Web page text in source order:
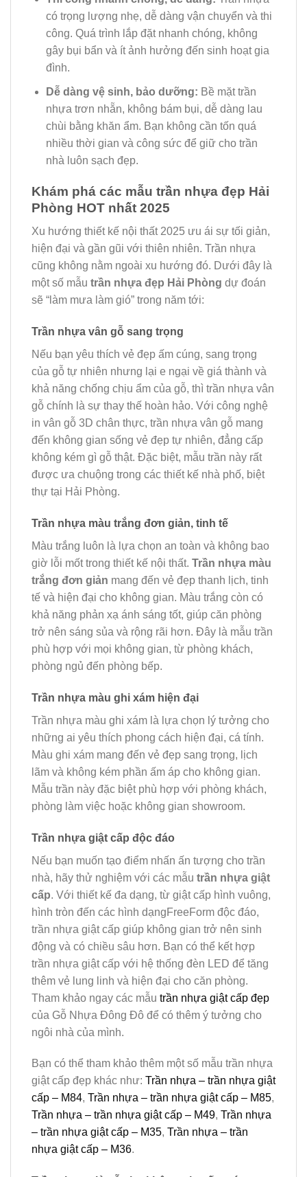
có trọng lượng nhẹ, dễ dàng vận chuyển và thi
công. Quá trình lắp đặt nhanh chóng, không
gây bụi bẩn và ít ảnh hưởng đến sinh hoạt gia
đình.
Dễ dàng vệ sinh, bảo dưỡng: Bề mặt trần
nhựa trơn nhẵn, không bám bụi, dễ dàng lau
chùi bằng khăn ẩm. Bạn không cần tốn quá
nhiều thời gian và công sức để giữ cho trần
nhà luôn sạch đẹp.
Khám phá các mẫu trần nhựa đẹp Hải
Phòng HOT nhất 2025
Xu hướng thiết kế nội thất 2025 ưu ái sự tối giản,
hiện đại và gần gũi với thiên nhiên. Trần nhựa
cũng không nằm ngoài xu hướng đó. Dưới đây là
một số mẫu trần nhựa đẹp Hải Phòng dự đoán
sẽ “làm mưa làm gió” trong năm tới:
Trần nhựa vân gỗ sang trọng
Nếu bạn yêu thích vẻ đẹp ấm cúng, sang trọng
của gỗ tự nhiên nhưng lại e ngại về giá thành và
khả năng chống chịu ẩm của gỗ, thì trần nhựa vân
gỗ chính là sự thay thế hoàn hảo. Với công nghệ
in vân gỗ 3D chân thực, trần nhựa vân gỗ mang
đến không gian sống vẻ đẹp tự nhiên, đẳng cấp
không kém gì gỗ thật. Đặc biệt, mẫu trần này rất
được ưa chuộng trong các thiết kế nhà phố, biệt
thự tại Hải Phòng.
Trần nhựa màu trắng đơn giản, tinh tế
Màu trắng luôn là lựa chọn an toàn và không bao
giờ lỗi mốt trong thiết kế nội thất. Trần nhựa màu
trắng đơn giản mang đến vẻ đẹp thanh lịch, tinh
tế và hiện đại cho không gian. Màu trắng còn có
khả năng phản xạ ánh sáng tốt, giúp căn phòng
trở nên sáng sủa và rộng rãi hơn. Đây là mẫu trần
phù hợp với mọi không gian, từ phòng khách,
phòng ngủ đến phòng bếp.
Trần nhựa màu ghi xám hiện đại
Trần nhựa màu ghi xám là lựa chọn lý tưởng cho
những ai yêu thích phong cách hiện đại, cá tính.
Màu ghi xám mang đến vẻ đẹp sang trọng, lịch
lãm và không kém phần ấm áp cho không gian.
Mẫu trần này đặc biệt phù hợp với phòng khách,
phòng làm việc hoặc không gian showroom.
Trần nhựa giật cấp độc đáo
Nếu bạn muốn tạo điểm nhấn ấn tượng cho trần
nhà, hãy thử nghiệm với các mẫu trần nhựa giật
cấp. Với thiết kế đa dạng, từ giật cấp hình vuông,
hình tròn đến các hình dạngFreeForm độc đáo,
trần nhựa giật cấp giúp không gian trở nên sinh
động và có chiều sâu hơn. Bạn có thể kết hợp
trần nhựa giật cấp với hệ thống đèn LED để tăng
thêm vẻ lung linh và hiện đại cho căn phòng.
Tham khảo ngay các mẫu trần nhựa giật cấp đẹp
của Gỗ Nhựa Đông Đô để có thêm ý tưởng cho
ngôi nhà của mình.
Bạn có thể tham khảo thêm một số mẫu trần nhựa
giật cấp đẹp khác như: Trần nhựa – trần nhựa giật
cấp – M84, Trần nhựa – trần nhựa giật cấp – M85,
Trần nhựa – trần nhựa giật cấp – M49, Trần nhựa
– trần nhựa giật cấp – M35, Trần nhựa – trần
nhựa giật cấp – M36.